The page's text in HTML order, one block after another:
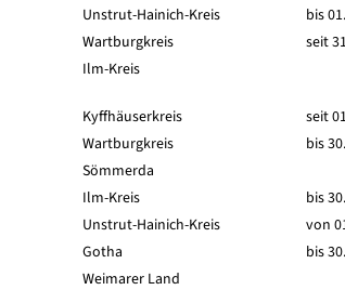
Unstrut-Hainich-Kreis
bis
Wartburgkreis
seit
Ilm-Kreis
Kyffhäuserkreis
seit
Wartburgkreis
bis
Sömmerda
Ilm-Kreis
bis
Unstrut-Hainich-Kreis
von
Gotha
bis
Weimarer Land